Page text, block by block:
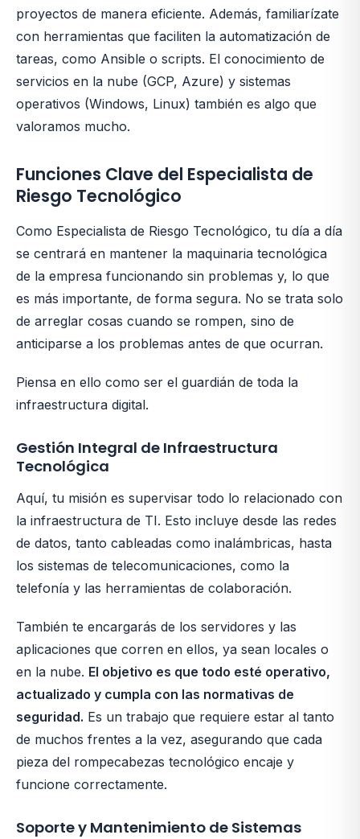
proyectos de manera eficiente. Además, familiarízate
con herramientas que faciliten la automatización de
tareas, como Ansible o scripts. El conocimiento de
servicios en la nube (GCP, Azure) y sistemas
operativos (Windows, Linux) también es algo que
valoramos mucho.
Funciones Clave del Especialista de
Riesgo Tecnológico
Como Especialista de Riesgo Tecnológico, tu día a día
se centrará en mantener la maquinaria tecnológica
de la empresa funcionando sin problemas y, lo que
es más importante, de forma segura. No se trata solo
de arreglar cosas cuando se rompen, sino de
anticiparse a los problemas antes de que ocurran.
Piensa en ello como ser el guardián de toda la
infraestructura digital.
Gestión Integral de Infraestructura
Tecnológica
Aquí, tu misión es supervisar todo lo relacionado con
la infraestructura de TI. Esto incluye desde las redes
de datos, tanto cableadas como inalámbricas, hasta
los sistemas de telecomunicaciones, como la
telefonía y las herramientas de colaboración.
También te encargarás de los servidores y las
aplicaciones que corren en ellos, ya sean locales o
en la nube. El objetivo es que todo esté operativo,
actualizado y cumpla con las normativas de
seguridad. Es un trabajo que requiere estar al tanto
de muchos frentes a la vez, asegurando que cada
pieza del rompecabezas tecnológico encaje y
funcione correctamente.
Soporte y Mantenimiento de Sistemas